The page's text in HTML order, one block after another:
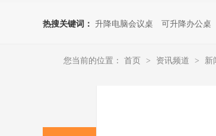
热搜关键词： 升降电脑会议桌 可升降办公桌
您当前的位置： 首页 > 资讯频道 > 新